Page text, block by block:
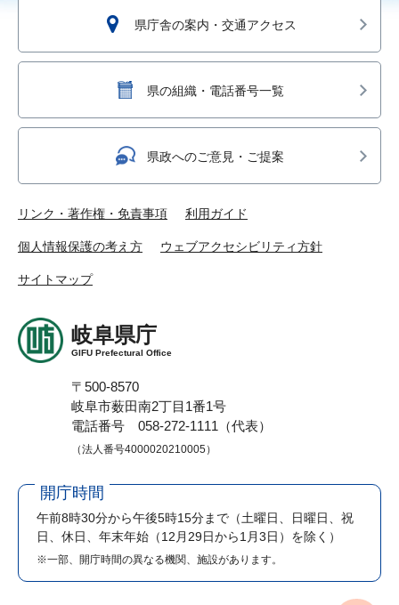
県庁舎の案内・交通アクセス
県の組織・電話番号一覧
県政へのご意見・ご提案
リンク・著作権・免責事項 利用ガイド
個人情報保護の考え方 ウェブアクセシビリティ方針
サイトマップ
岐阜県庁
GIFU Prefectural Office
〒500-8570
岐阜市薮田南2丁目1番1号
電話番号 058-272-1111（代表）
（法人番号4000020210005）
開庁時間
午前8時30分から午後5時15分まで （土曜日、日曜日、祝
日、休日、年末年始（12月29日から1月3日）を除く）
※一部、開庁時間の異なる機関、施設があります。